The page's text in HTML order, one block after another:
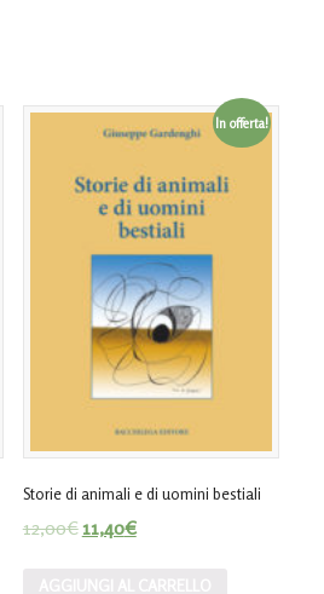
In offerta!
Storie di animali e di uomini bestiali
12,00€11,40€